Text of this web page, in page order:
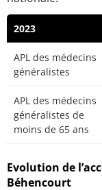
2023
APL des médecins
généralistes
APL des médecins
généralistes de
moins de 65 ans
Evolution de
Béhencourt